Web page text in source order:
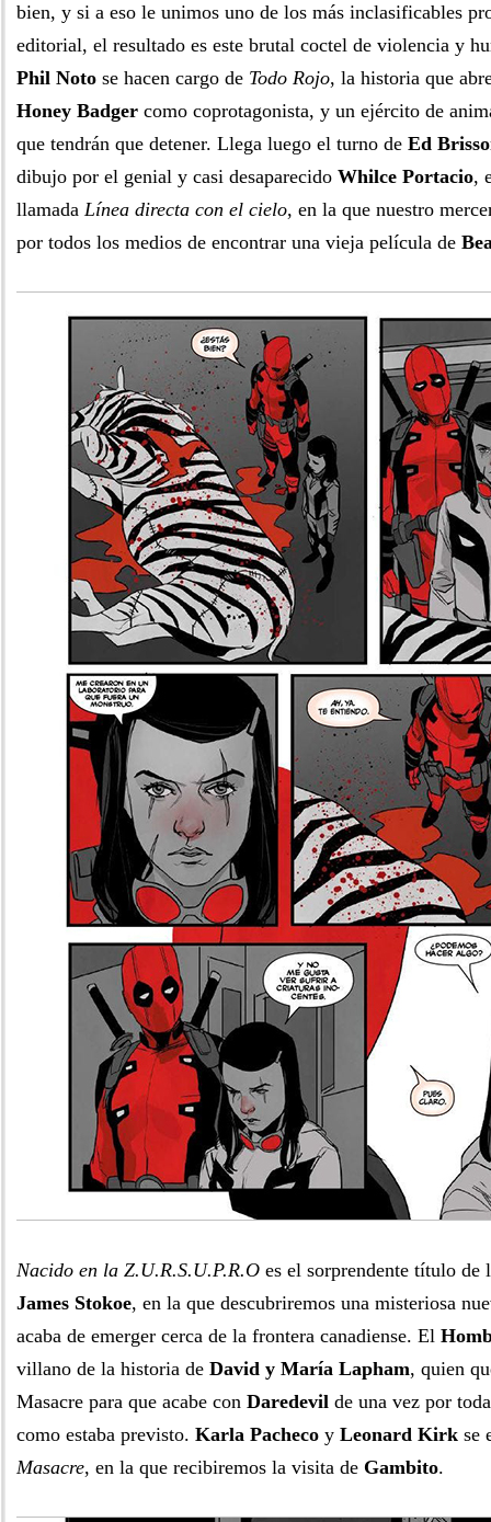
bien, y si a eso le unimos uno de los más inclasificables
editorial, el resultado es este brutal coctel de violencia y
Phil Noto se hacen cargo de Todo Rojo, la historia que
Honey Badger como coprotagonista, y un ejército de
que tendrán que detener. Llega luego el turno de Ed
dibujo por el genial y casi desaparecido Whilce Portacio,
llamada Línea directa con el cielo, en la que nuestro
por todos los medios de encontrar una vieja película de
Nacido en la Z.U.R.S.U.P.R.O es el sorprendente título de
James Stokoe, en la que descubriremos una misteriosa
acaba de emerger cerca de la frontera canadiense. El
villano de la historia de David y María Lapham, quien
Masacre para que acabe con Daredevil de una vez por
como estaba previsto. Karla Pacheco y Leonard Kirk se
Masacre, en la que recibiremos la visita de Gambito.